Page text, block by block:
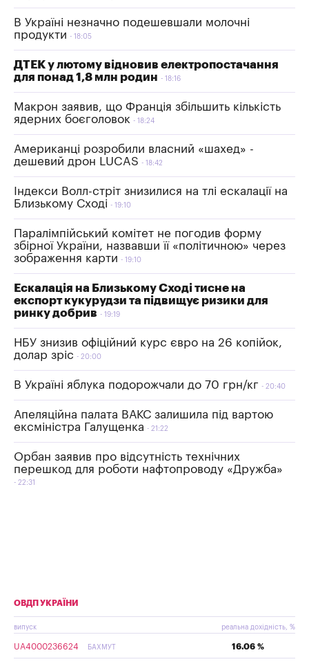
В Україні незначно подешевшали молочні
продукти
18:05
ДТЕК у лютому відновив електропостачання
для понад 1,8 млн родин
18:16
Макрон заявив, що Франція збільшить кількість
ядерних боєголовок
18:24
Американці розробили власний «шахед» -
дешевий дрон LUCAS
18:42
Індекси Волл-стріт знизилися на тлі ескалації на
Близькому Сході
19:10
Паралімпійський комітет не погодив форму
збірної України, назвавши її «політичною» через
зображення карти
19:10
Ескалація на Близькому Сході тисне на
експорт кукурудзи та підвищує ризики для
ринку добрив
19:19
НБУ знизив офіційний курс євро на 26 копійок,
долар зріс
20:00
В Україні яблука подорожчали до 70 грн/кг 20:40
Апеляційна палата ВАКС залишила під вартою
ексміністра Галущенка
21:22
Орбан заявив про відсутність технічних
перешкод для роботи нафтопроводу «Дружба»
22:31
ОВДП УКРАЇНИ
випуск реальна дохідність, %
UA4000236624 БАХМУТ 16.06 %